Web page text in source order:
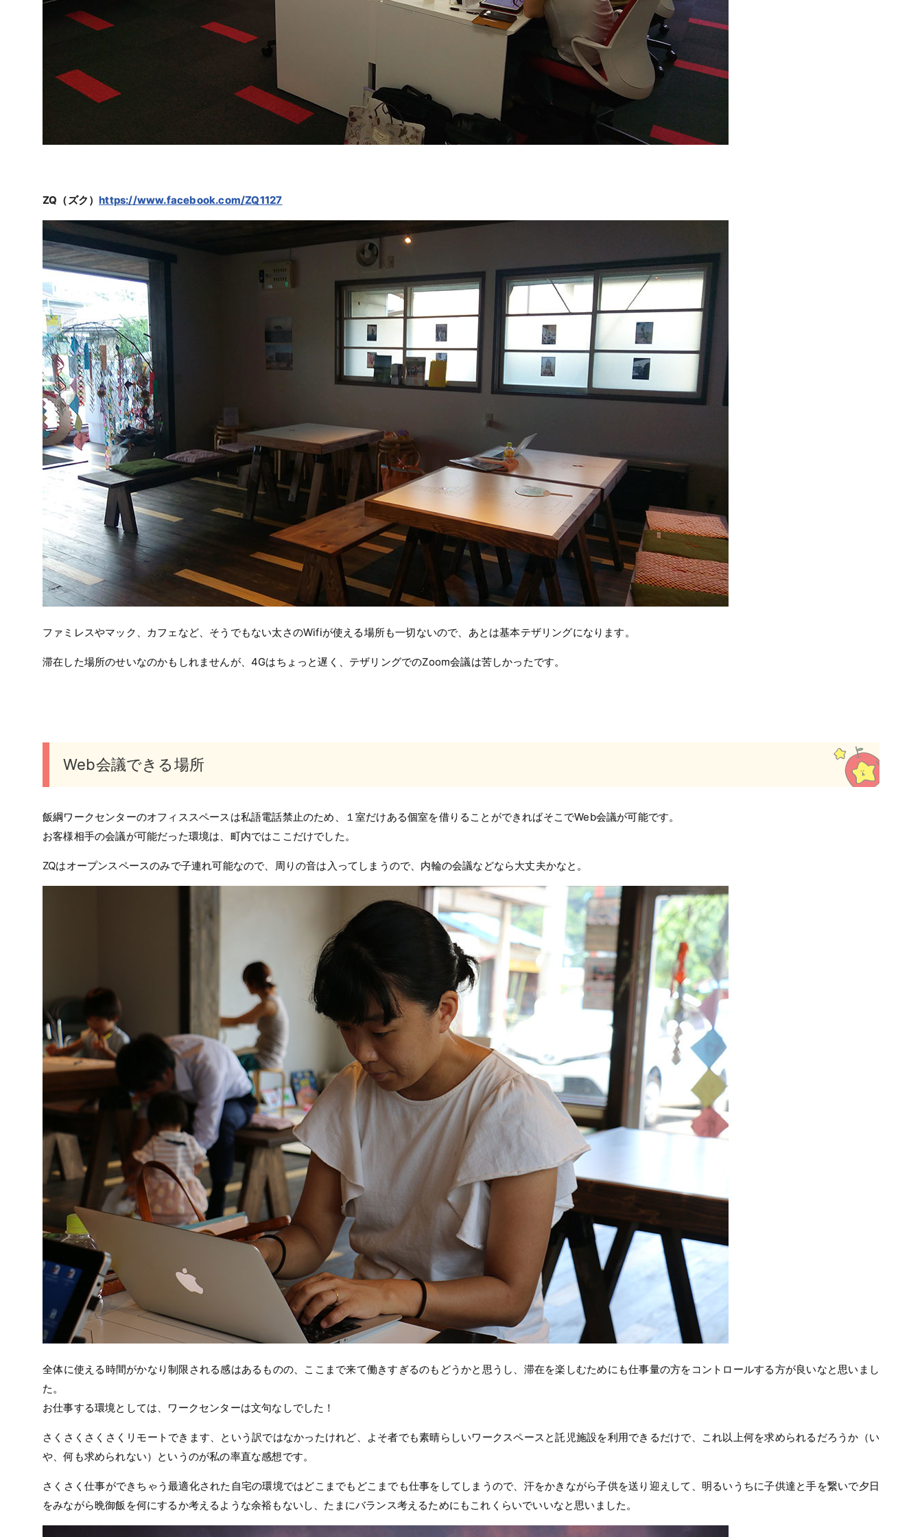
ZQ（ズク）https://www.facebook.com/ZQ1127
ファミレスやマック、カフェなど、そうでもない太さのWifiが使える場所も一切ないので、あとは基本テザリングになります。
滞在した場所のせいなのかもしれませんが、4Gはちょっと遅く、テザリングでのZoom会議は苦しかったです。
Web会議できる場所
飯綱ワークセンターのオフィススペースは私語電話禁止のため、１室だけある個室を借りることができればそこでWeb会議が可能です。
お客様相手の会議が可能だった環境は、町内ではここだけでした。
ZQはオープンスペースのみで子連れ可能なので、周りの音は入ってしまうので、内輪の会議などなら大丈夫かなと。
全体に使える時間がかなり制限される感はあるものの、ここまで来て働きすぎるのもどうかと思うし、滞在を楽しむためにも仕事量の方をコントロールする方が良いなと思いまし
た。
お仕事する環境としては、ワークセンターは文句なしでした！
さくさくさくさくリモートできます、という訳ではなかったけれど、よそ者でも素晴らしいワークスペースと託児施設を利用できるだけで、これ以上何を求められるだろうか（い
や、何も求められない）というのが私の率直な感想です。
さくさく仕事ができちゃう最適化された自宅の環境ではどこまでもどこまでも仕事をしてしまうので、汗をかきながら子供を送り迎えして、明るいうちに子供達と手を繋いで夕日
をみながら晩御飯を何にするか考えるような余裕もないし、たまにバランス考えるためにもこれくらいでいいなと思いました。